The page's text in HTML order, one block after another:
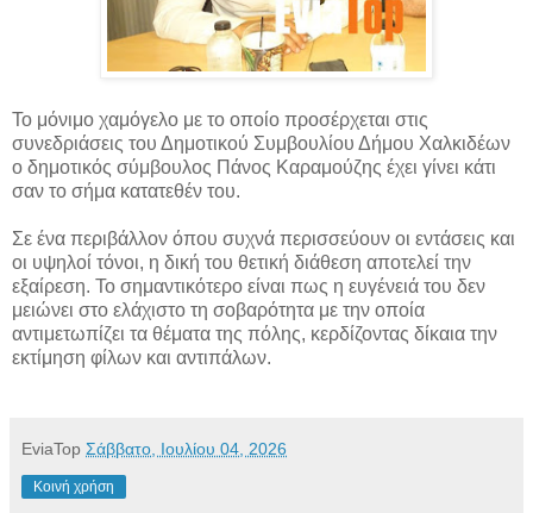
Το μόνιμο χαμόγελο με το οποίο προσέρχεται στις
συνεδριάσεις του Δημοτικού Συμβουλίου Δήμου Χαλκιδέων
ο δημοτικός σύμβουλος Πάνος Καραμούζης έχει γίνει κάτι
σαν το σήμα κατατεθέν του.
Σε ένα περιβάλλον όπου συχνά περισσεύουν οι εντάσεις και
οι υψηλοί τόνοι, η δική του θετική διάθεση αποτελεί την
εξαίρεση. Το σημαντικότερο είναι πως η ευγένειά του δεν
μειώνει στο ελάχιστο τη σοβαρότητα με την οποία
αντιμετωπίζει τα θέματα της πόλης, κερδίζοντας δίκαια την
εκτίμηση φίλων και αντιπάλων.
EviaTop Σάββατο, Ιουλίου 04, 2026
Κοινή χρήση